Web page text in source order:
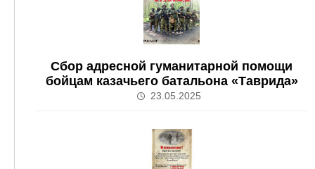
Сбор адресной гуманитарной помощи
бойцам казачьего батальона «Таврида»
23.05.2025